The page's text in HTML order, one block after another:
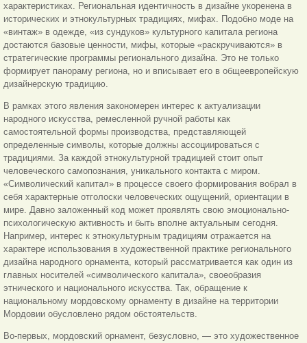
характеристиках. Региональная идентичность в дизайне укоренена в
исторических и этнокультурных традициях, мифах. Подобно моде на
«винтаж» в одежде, «из сундуков» культурного капитала региона
достаются базовые ценности, мифы, которые «раскручиваются» в
стратегические программы регионального дизайна. Это не только
формирует панораму региона, но и вписывает его в общеевропейскую
дизайнерскую традицию.
В рамках этого явления закономерен интерес к актуализации
народного искусства, ремесленной ручной работы как
самостоятельной формы производства, представляющей
определенные символы, которые должны ассоциироваться с
традициями. За каждой этнокультурной традицией стоит опыт
человеческого самопознания, уникального контакта с миром.
«Символический капитал» в процессе своего формирования вобрал в
себя характерные отголоски человеческих ощущений, ориентации в
мире. Давно заложенный код может проявлять свою эмоционально-
психологическую активность и быть вполне актуальным сегодня.
Например, интерес к этнокультурным традициям отражается на
характере использования в художественной практике регионального
дизайна народного орнамента, который рассматривается как один из
главных носителей «символического капитала», своеобразия
этнического и национального искусства. Так, обращение к
национальному мордовскому орнаменту в дизайне на территории
Мордовии обусловлено рядом обстоятельств.
Во-первых, мордовский орнамент, безусловно, — это художественное